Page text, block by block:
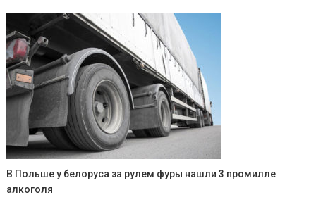
В Польше у белоруса за рулем фуры нашли 3 промилле
алкоголя